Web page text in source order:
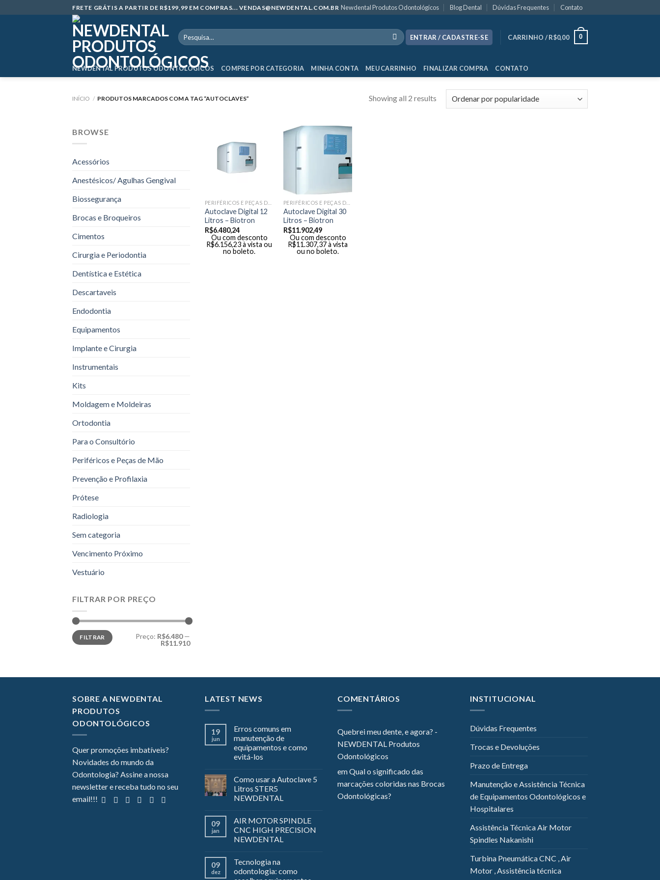
to
FRETE GRÁTIS A PARTIR DE R$199,99 EM COMPRAS... VENDAS@NEWDENTAL.COM.BR Newdental Produtos Odontológicos Blog Dental Dúvidas Frequentes Contato
Pesquisar
por:
ENTRAR / CADASTRE-SE CARRINHO /R$0,00 0
NEWDENTAL PRODUTOS ODONTOLÓGICOS COMPRE POR CATEGORIA MINHA CONTA MEU CARRINHO FINALIZAR COMPRA CONTATO
INÍCIO / PRODUTOS MARCADOS COM A TAG “AUTOCLAVES” Showing all 2 results
BROWSE
Acessórios
Anestésicos/ Agulhas Gengival
Biossegurança
Brocas e Broqueiros
Cimentos
Cirurgia e Periodontia
Dentística e Estética
Descartaveis
Endodontia
Equipamentos
Implante e Cirurgia
Instrumentais
Kits
Moldagem e Moldeiras
Ortodontia
Para o Consultório
Periféricos e Peças de Mão
Prevenção e Profilaxia
Prótese
Radiologia
Sem categoria
Vencimento Próximo
Vestuário
FILTRAR POR PREÇO
Preço
mínimo
Preço
máximo
FILTRAR Preço: R$6.480—
R$11.910
Autoclave Digital 12
Litros – Biotron
R$6.480,24
Ou com desconto
R$6.156,23à vista ou
no boleto.
Autoclave Digital 30
Litros – Biotron
R$11.902,49
Ou com desconto
R$11.307,37à vista
ou no boleto.
SOBRE A NEWDENTAL
PRODUTOS
ODONTOLÓGICOS
Quer promoções imbatíveis?
Novidades do mundo da
Odontologia? Assine a nossa
newsletter e receba tudo no seu
email!!!
LATEST NEWS
19
jun
Erros comuns em
manutenção de
equipamentos e como
evitá-los
Como usar a Autoclave 5
Litros STER5
NEWDENTAL
09
jan
AIR MOTOR SPINDLE
CNC HIGH PRECISION
NEWDENTAL
09
dez
Tecnologia na
odontologia: como
COMENTÁRIOS
Quebrei meu dente, e agora? -
NEWDENTAL Produtos
Odontológicos
emQual o significado das
marcações coloridas nas Brocas
Odontológicas?
INSTITUCIONAL
Dúvidas Frequentes
Trocas e Devoluções
Prazo de Entrega
Manutenção e Assistência Técnica
de Equipamentos Odontológicos e
Hospitalares
Assistência Técnica Air Motor
Spindles Nakanishi
Turbina Pneumática CNC , Air
Motor , Assistência técnica